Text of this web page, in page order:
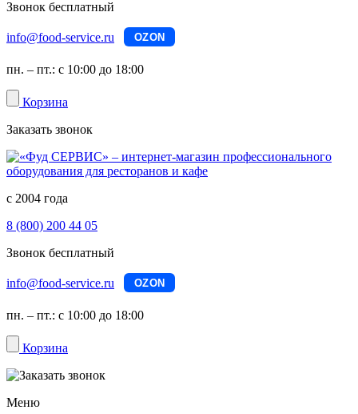
Звонок бесплатный
info@food-service.ru OZON
пн. – пт.: с 10:00 до 18:00
Корзина
Заказать звонок
с 2004 года
8 (800) 200 44 05
Звонок бесплатный
info@food-service.ru OZON
пн. – пт.: с 10:00 до 18:00
Корзина
Меню